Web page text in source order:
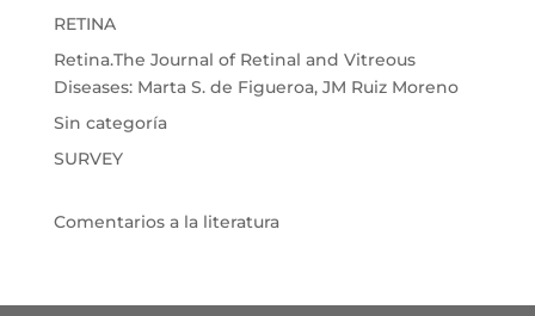
RETINA
Retina.The Journal of Retinal and Vitreous
Diseases: Marta S. de Figueroa, JM Ruiz Moreno
Sin categoría
SURVEY
Comentarios a la literatura